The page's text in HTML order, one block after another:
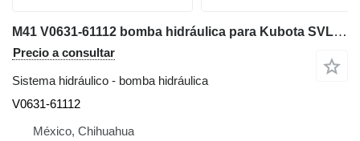
M41 V0631-61112 bomba hidráulica para Kubota SVL95-2S minicargadora de cadenas
Precio a consultar
Sistema hidráulico - bomba hidráulica
V0631-61112
México, Chihuahua